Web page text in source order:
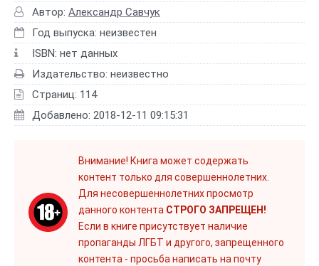
Автор: Александр Савчук
Год выпуска: неизвестен
ISBN: нет данных
Издательство: неизвестно
Страниц: 114
Добавлено: 2018-12-11 09:15:31
Внимание! Книга может содержать
контент только для совершеннолетних.
Для несовершеннолетних просмотр
данного контента СТРОГО ЗАПРЕЩЕН!
Если в книге присутствует наличие
пропаганды ЛГБТ и другого, запрещенного
контента - просьба написать на почту